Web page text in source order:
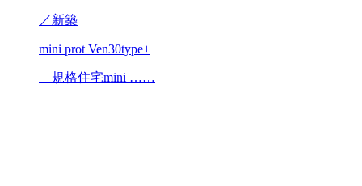
／新築
mini prot Ven30type+
規格住宅mini ……